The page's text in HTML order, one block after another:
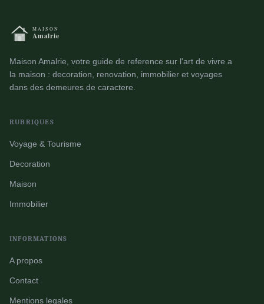
Maison Amalrie, votre guide de reference sur l'art de vivre a
la maison : decoration, renovation, immobilier et voyages
dans des demeures de caractere.
RUBRIQUES
Voyage & Tourisme
Decoration
Maison
Immobilier
INFORMATIONS
A propos
Contact
Mentions legales